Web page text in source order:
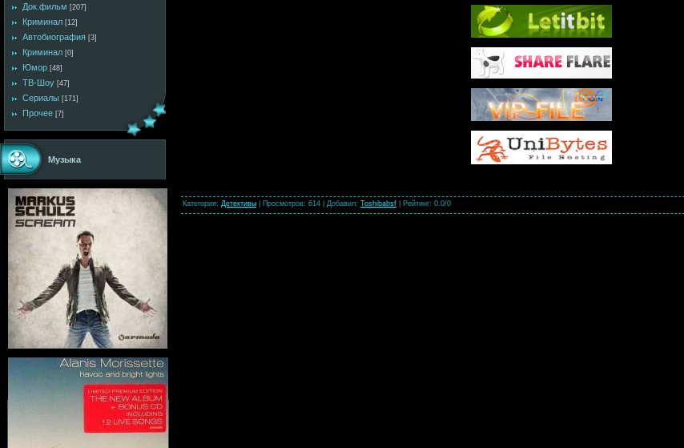
Док.фильм [207]
Криминал [12]
Автобиография [3]
Криминал [0]
Юмор [48]
ТВ-Шоу [47]
Сериалы [171]
Прочее [7]
Музыка
Категория: Детективы Просмотров: 614 | Добавил: Toshibabsf Рейтинг: 0.0/0